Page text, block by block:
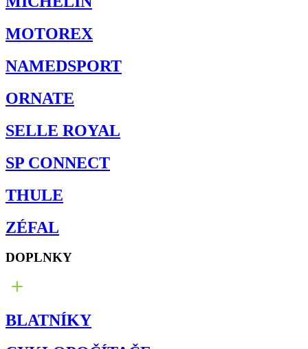
MOTOREX
NAMEDSPORT
ORNATE
SELLE ROYAL
SP CONNECT
THULE
ZÉFAL
DOPLNKY
BLATNÍKY